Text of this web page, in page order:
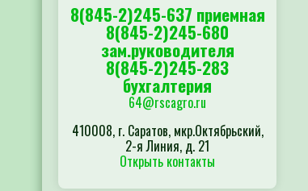
8(845-2)245-637 приемная
8(845-2)245-680
зам.руководителя
8(845-2)245-283
бухгалтерия
64@rscagro.ru
410008, г. Саратов, мкр.Октябрьский,
2-я Линия, д. 21
Открыть контакты